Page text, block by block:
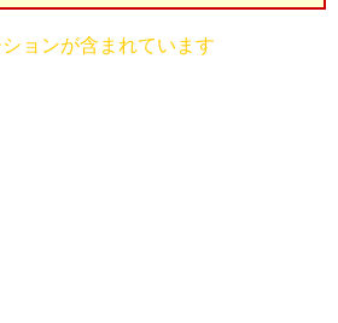
ョンが含まれています